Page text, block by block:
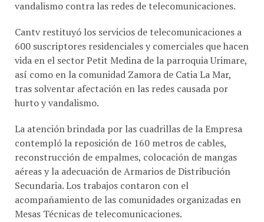
600 suscriptores residenciales y comerciales que hacen
vida en el sector Petit Medina de la parroquia Urimare,
así como en la comunidad Zamora de Catia La Mar,
tras solventar afectación en las redes causada por
hurto y vandalismo.
contempló la reposición de 160 metros de cables,
reconstrucción de empalmes, colocación de mangas
aéreas y la adecuación de Armarios de Distribución
Secundaria. Los trabajos contaron con el
acompañamiento de las comunidades organizadas en
Mesas Técnicas de telecomunicaciones.